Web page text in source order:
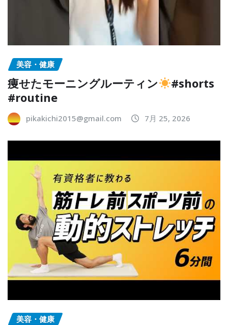
美容・健康
痩せたモーニングルーティン
#shorts
#routine
pikakichi2015@gmail.com 7月 25, 2026
美容・健康